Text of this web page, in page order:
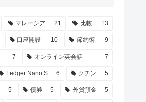
マレーシア 21 比較 13
口座開設 10 節約術 9
7 オンライン英会話 7
Ledger Nano S 6 クチン 5
5 債券 5 外貨預金 5